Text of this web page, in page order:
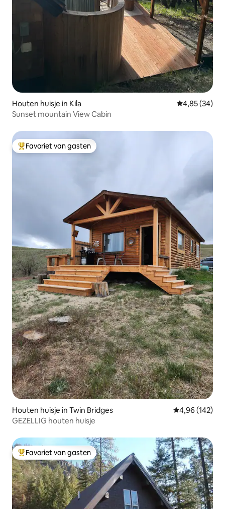
Houten huisje in Kila Gemiddelde
4,85 (34)
Sunset mountain View Cabin
Topfavoriet van gasten
Favoriet van gasten
Houten huisje in Twin Bridges Gemiddelde
4,96 (142)
GEZELLIG houten huisje
Topfavoriet van gasten
Favoriet van gasten